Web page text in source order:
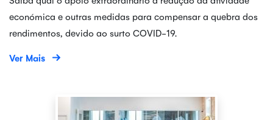
económica e outras medidas para compensar a quebra dos
rendimentos, devido ao surto COVID-19.
Ver Mais